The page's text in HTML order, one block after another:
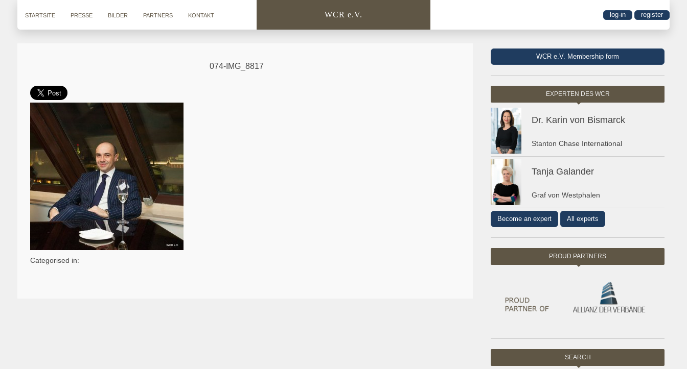
STARTSITE PRESSE BILDER PARTNERS KONTAKT WCR e.V. log-in register
074-IMG_8817
Categorised in:
WCR e.V. Membership form
EXPERTEN DES WCR
Dr. Karin von Bismarck
Stanton Chase International
Tanja Galander
Graf von Westphalen
Become an expert All experts
PROUD PARTNERS
SEARCH